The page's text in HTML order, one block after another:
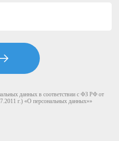
данных в соответствии с ФЗ РФ от
г.) «О персональных данных»»